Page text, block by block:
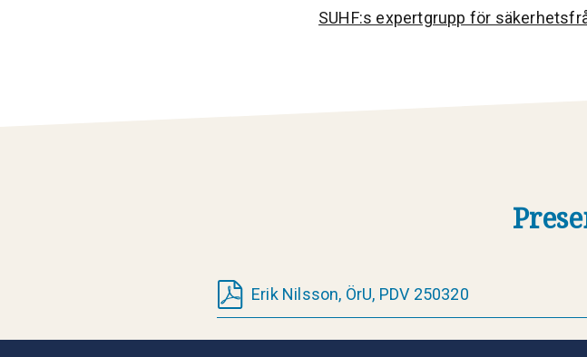
SUHF:s expertgrupp för
Erik Nilsson, ÖrU, PDV 250320